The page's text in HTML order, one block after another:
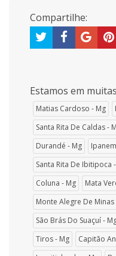
Compartilhe:
Estamos em
Matias Cardoso - Mg
Santa Rita De Caldas -
Durandé - Mg
Santa Rita De Ibitipoca
Coluna - Mg
Mata
Monte Alegre De Minas
São Brás Do Suaçuí -
Tiros - Mg
Capitão